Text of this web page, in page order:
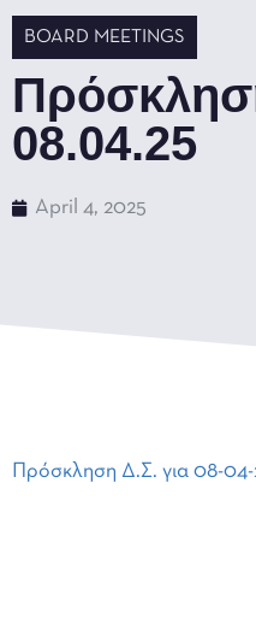
BOARD MEETINGS
08.04.25
April 4, 2025
Πρόσκληση Δ.Σ. για 08-